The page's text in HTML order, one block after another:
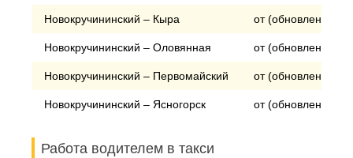
Новокручининский – Кыра от (обновление)
Новокручининский – Оловянная от (обновление)
Новокручининский – Первомайский от (обновление)
Новокручининский – Ясногорск от (обновление)
Работа водителем в такси